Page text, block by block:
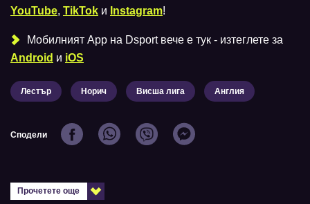
YouTube, TikTok и Instagram!
Мобилният Аpp на Dsport вече е тук - изтеглете за
Android и iOS
Лестър Норич Висша лига Англия
Сподели
Прочетете още